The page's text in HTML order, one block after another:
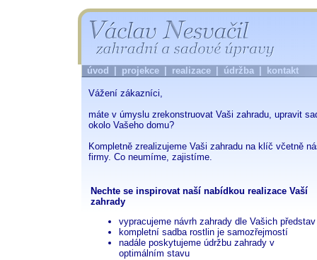
úvod projekce realizace údržba kontakt
Vážení zákazníci,
máte v úmyslu zrekonstruovat Vaši zahradu, upravit
okolo Vašeho domu?
Kompletně zrealizujeme Vaši zahraduna klíč včetně
firmy. Co neumíme, zajistíme.
Nechte se inspirovat naší nabídkou realizace Vaší
zahrady
vypracujeme návrh zahradydle Vašich představ
kompletní sadba rostlinje samozřejmostí
nadále poskytujeme údržbuzahrady v
optimálním stavu